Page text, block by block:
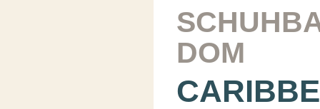
DOM